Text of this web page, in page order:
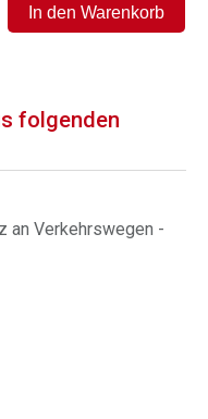
folgenden
an Verkehrswegen -